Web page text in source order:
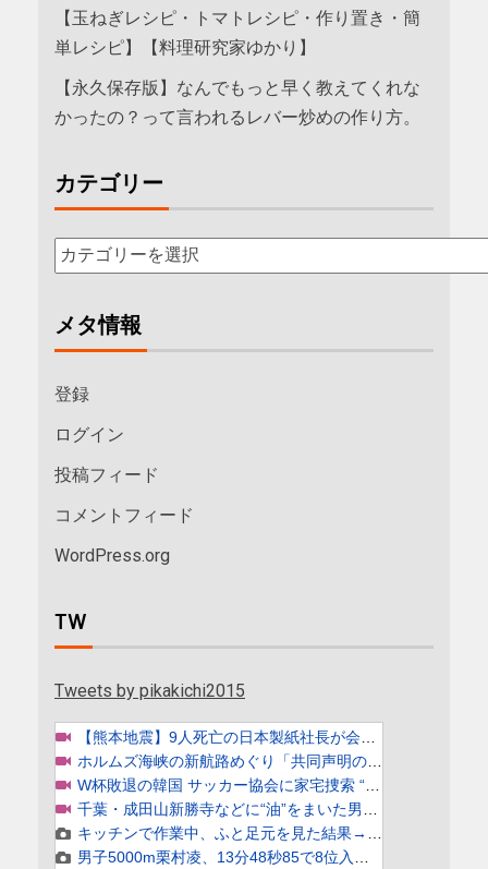
【玉ねぎレシピ・トマトレシピ・作り置き・簡
単レシピ】【料理研究家ゆかり】
【永久保存版】なんでもっと早く教えてくれな
かったの？って言われるレバー炒めの作り方。
カテゴリー
メタ情報
登録
ログイン
投稿フィード
コメントフィード
WordPress.org
TW
Tweets by pikakichi2015